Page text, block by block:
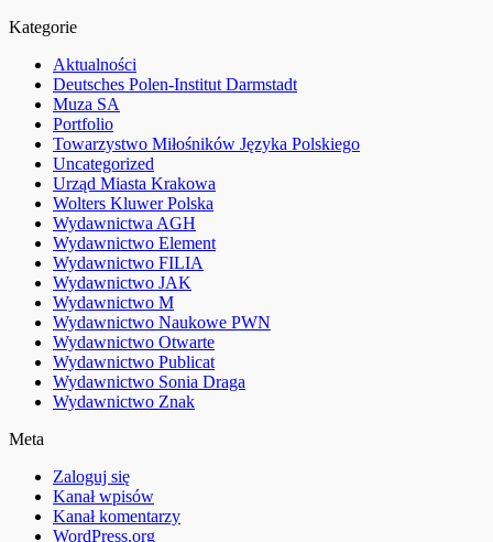
Kategorie
Aktualności
Deutsches Polen-Institut Darmstadt
Muza SA
Portfolio
Towarzystwo Miłośników Języka Polskiego
Uncategorized
Urząd Miasta Krakowa
Wolters Kluwer Polska
Wydawnictwa AGH
Wydawnictwo Element
Wydawnictwo FILIA
Wydawnictwo JAK
Wydawnictwo M
Wydawnictwo Naukowe PWN
Wydawnictwo Otwarte
Wydawnictwo Publicat
Wydawnictwo Sonia Draga
Wydawnictwo Znak
Meta
Zaloguj się
Kanał wpisów
Kanał komentarzy
WordPress.org